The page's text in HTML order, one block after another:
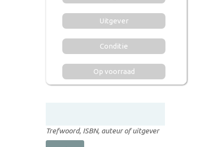
Uitgever
Conditie
Op voorraad
Trefwoord, ISBN, auteur of uitgever